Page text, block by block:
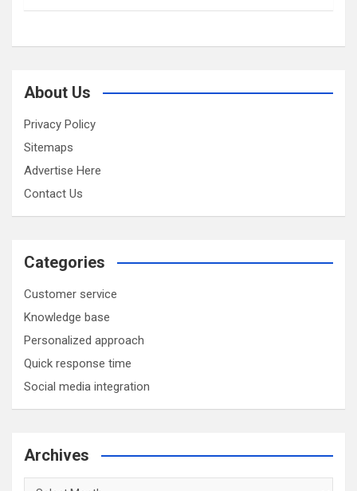
About Us
Privacy Policy
Sitemaps
Advertise Here
Contact Us
Categories
Customer service
Knowledge base
Personalized approach
Quick response time
Social media integration
Archives
Archives